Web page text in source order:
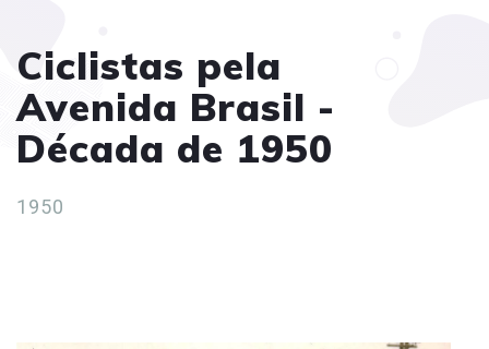
Ciclistas pela
Avenida Brasil -
Década de 1950
1950